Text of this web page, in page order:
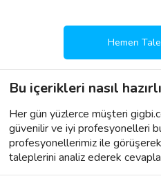
Hemen
Bu içerikleri nasıl
Her gün yüzlerce müşteri
güvenilir ve iyi profesyonelleri
profesyonellerimiz ile
taleplerini analiz ederek